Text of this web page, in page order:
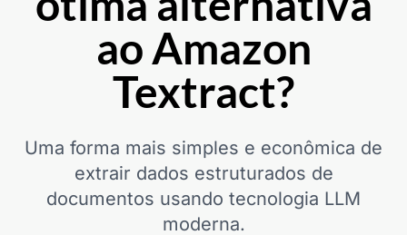
ao Amazon
Textract?
Uma forma mais simples e econômica de
extrair dados estruturados de
documentos usando tecnologia LLM
moderna.